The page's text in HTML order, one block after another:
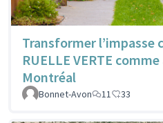
Transformer l’impasse
RUELLE VERTE comme
Montréal
Bonnet-Avon 11 33